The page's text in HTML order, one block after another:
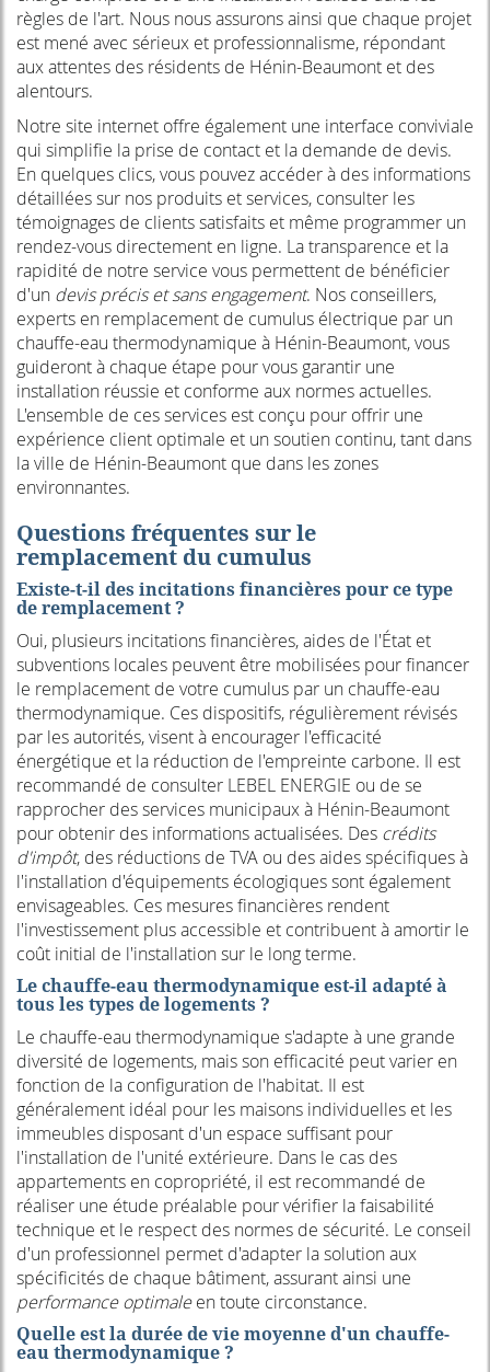
règles de l'art. Nous nous assurons ainsi que chaque projet
est mené avec sérieux et professionnalisme, répondant
aux attentes des résidents de Hénin-Beaumont et des
alentours.
Notre site internet offre également une interface conviviale
qui simplifie la prise de contact et la demande de devis.
En quelques clics, vous pouvez accéder à des informations
détaillées sur nos produits et services, consulter les
témoignages de clients satisfaits et même programmer un
rendez-vous directement en ligne. La transparence et la
rapidité de notre service vous permettent de bénéficier
d'un devis précis et sans engagement. Nos conseillers,
experts en remplacement de cumulus électrique par un
chauffe-eau thermodynamique à Hénin-Beaumont, vous
guideront à chaque étape pour vous garantir une
installation réussie et conforme aux normes actuelles.
L'ensemble de ces services est conçu pour offrir une
expérience client optimale et un soutien continu, tant dans
la ville de Hénin-Beaumont que dans les zones
environnantes.
Questions fréquentes sur le
remplacement du cumulus
Existe-t-il des incitations financières pour ce type
de remplacement ?
Oui, plusieurs incitations financières, aides de l'État et
subventions locales peuvent être mobilisées pour financer
le remplacement de votre cumulus par un chauffe-eau
thermodynamique. Ces dispositifs, régulièrement révisés
par les autorités, visent à encourager l'efficacité
énergétique et la réduction de l'empreinte carbone. Il est
recommandé de consulter LEBEL ENERGIE ou de se
rapprocher des services municipaux à Hénin-Beaumont
pour obtenir des informations actualisées. Des crédits
d'impôt, des réductions de TVA ou des aides spécifiques à
l'installation d'équipements écologiques sont également
envisageables. Ces mesures financières rendent
l'investissement plus accessible et contribuent à amortir le
coût initial de l'installation sur le long terme.
Le chauffe-eau thermodynamique est-il adapté à
tous les types de logements ?
Le chauffe-eau thermodynamique s'adapte à une grande
diversité de logements, mais son efficacité peut varier en
fonction de la configuration de l'habitat. Il est
généralement idéal pour les maisons individuelles et les
immeubles disposant d'un espace suffisant pour
l'installation de l'unité extérieure. Dans le cas des
appartements en copropriété, il est recommandé de
réaliser une étude préalable pour vérifier la faisabilité
technique et le respect des normes de sécurité. Le conseil
d'un professionnel permet d'adapter la solution aux
spécificités de chaque bâtiment, assurant ainsi une
performance optimaleen toute circonstance.
Quelle est la durée de vie moyenne d'un chauffe-
eau thermodynamique ?